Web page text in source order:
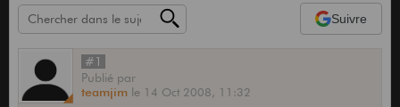
Suivre
#1
Publié par
teamjim le 14 Oct 2008, 11:32